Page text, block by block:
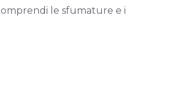
le sfumature e i